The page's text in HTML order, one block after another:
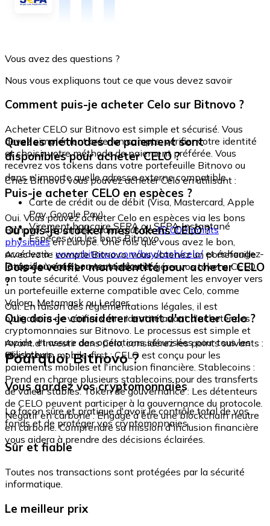
Vous avez des questions ?
Nous vous expliquons tout ce que vous devez savoir
Comment puis-je acheter Celo sur Bitnovo ?
Acheter CELO sur Bitnovo est simple et sécurisé. Vous
devez simplement créer un compte, vérifier votre identité
et choisir votre méthode de paiement préférée. Vous
recevrez vos tokens dans votre portefeuille Bitnovo ou
dans n'importe quelle adresse externe compatible.
Quelles méthodes de paiement sont
disponibles pour acheter CELO ?
Chez Bitnovo vous pouvez acheter Celo en utilisant :
Carte de crédit ou de débit (Visa, Mastercard, Apple
Pay, Google Pay)
Virement bancaire SEPA ou SEPA Instantané
Espèces via les bons Bitnovo
Puis-je acheter CELO en espèces ?
Oui. Vous pouvez acheter Celo en espèces via les bons
Bitnovo, disponibles dans plus de40 000 points
physiquesen Europe. Une fois que vous avez le bon,
accédez à : www.bitnovo.com/buy/cash/celo/ et échangez-
le rapidement et en toute sécurité.
Où puis-je stocker mes tokens CELO ?
Avec votre compte Bitnovo, vous obtenez un portefeuille
intégré où vous pouvez stocker et gérer vos tokens CELO
en toute sécurité. Vous pouvez également les envoyer vers
un portefeuille externe compatible avec Celo, comme
Valora, Metamask ou Ledger.
Dois-je vérifier mon identité pour acheter CELO
?
Oui. En raison des réglementations légales, il est
obligatoire de vérifier votre identité avant d'acheter des
cryptomonnaies sur Bitnovo. Le processus est simple et
rapide, et assure des opérations sécurisées pour tous les
utilisateurs.
Que dois-je considérer avant d'acheter Celo ?
Avant d'investir dans Celo, considérez les points suivants :
Blockchain mobile-first : CELO est conçu pour les
paiements mobiles et l'inclusion financière. Stablecoins :
Prend en charge plusieurs stablecoins pour des transferts
de valeur stables. Token de gouvernance : Les détenteurs
de CELO peuvent participer à la gouvernance du protocole.
Négatif en carbone : Engagé à être une blockchain neutre
en carbone. Comprendre sa mission d'inclusion financière
vous aidera à prendre des décisions éclairées.
Pourquoi Bitnovo ?
Vous gardez vos cryptomonnaies
La façon sûre et pratique d'avoir le contrôle total de vos
fonds et de protéger vos cryptomonnaies.
Sûr et fiable
Toutes nos transactions sont protégées par la sécurité
informatique.
Le meilleur prix